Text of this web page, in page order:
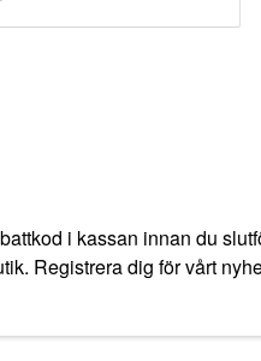
i kassan innan du
Registrera dig för vårt